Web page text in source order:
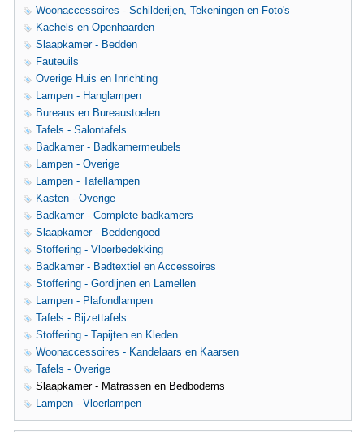
Woonaccessoires - Schilderijen, Tekeningen en Foto's
Kachels en Openhaarden
Slaapkamer - Bedden
Fauteuils
Overige Huis en Inrichting
Lampen - Hanglampen
Bureaus en Bureaustoelen
Tafels - Salontafels
Badkamer - Badkamermeubels
Lampen - Overige
Lampen - Tafellampen
Kasten - Overige
Badkamer - Complete badkamers
Slaapkamer - Beddengoed
Stoffering - Vloerbedekking
Badkamer - Badtextiel en Accessoires
Stoffering - Gordijnen en Lamellen
Lampen - Plafondlampen
Tafels - Bijzettafels
Stoffering - Tapijten en Kleden
Woonaccessoires - Kandelaars en Kaarsen
Tafels - Overige
Slaapkamer - Matrassen en Bedbodems
Lampen - Vloerlampen